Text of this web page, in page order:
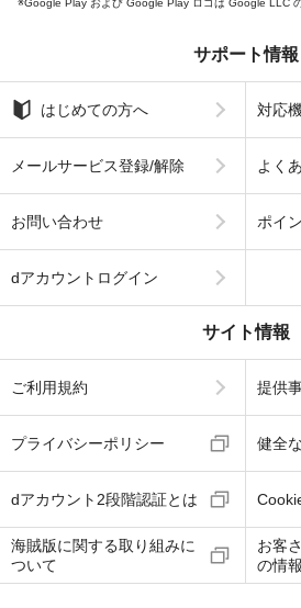
Google Play および Google Play ロゴは Google LLC の
サポート情報
はじめての方へ 対応
メールサービス登録/解除 よく
お問い合わせ ポイ
dアカウントログイン
サイト情報
ご利用規約 提供
プライバシーポリシー 健全
dアカウント2段階認証とは
海賊版に関する取り組みに
ついて
お客
の情